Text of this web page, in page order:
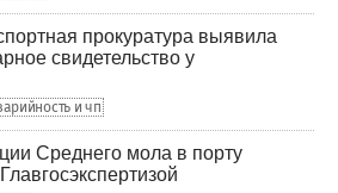
прокуратура выявила
свидетельство у
и чп
Среднего мола в порту